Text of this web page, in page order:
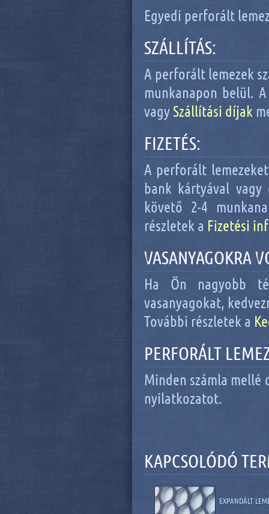
Egyedi perforált
SZÁLLÍTÁS:
A perforált lemezek
munkanapon belül.
vagy Szállítási díjak
FIZETÉS:
A perforált
bank kártyával vagy
követő 2-4
részletek a Fizetési
VASANYAGOKRA
Ha Ön nagyobb
vasanyagokat,
További részletek a
PERFORÁLT
Minden számla
nyilatkozatot.
KAPCSOLÓDÓ
EXPANDÁLT